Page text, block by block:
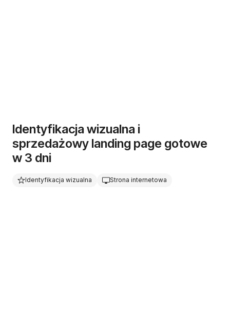
Identyfikacja wizualna i
sprzedażowy landing page gotowe
w 3 dni
Identyfikacja wizualna Strona internetowa